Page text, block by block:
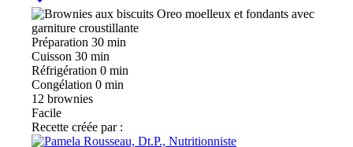
Préparation 30 min
Cuisson 30 min
Réfrigération 0 min
Congélation 0 min
12 brownies
Facile
Recette créée par :